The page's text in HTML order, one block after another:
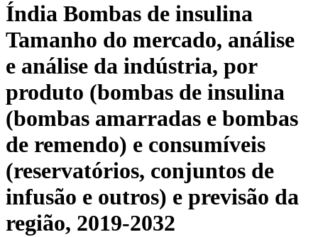
Índia Bombas de insulina
Tamanho do mercado, análise
e análise da indústria, por
produto (bombas de insulina
(bombas amarradas e bombas
de remendo) e consumíveis
(reservatórios, conjuntos de
infusão e outros) e previsão da
região, 2019-2032